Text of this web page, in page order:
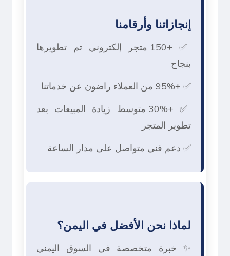
إنجازاتنا وأرقامنا
✅ +150 متجر إلكتروني تم تطويرها
بنجاح
✅ +95% من العملاء راضون عن خدماتنا
✅ +30% متوسط زيادة المبيعات بعد
تطوير المتجر
✅ دعم فني متواصل على مدار الساعة
لماذا نحن الأفضل في اليمن؟
✨ خبرة متخصصة في السوق اليمني